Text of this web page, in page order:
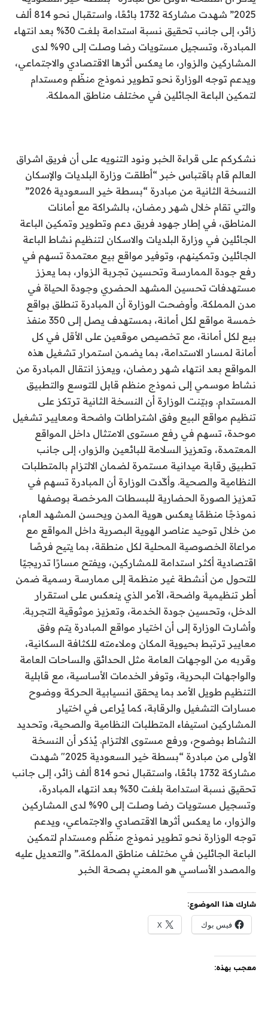
2025” شهدت مشاركة 1732 بائعًا، واستقبال نحو 814 ألف
زائر، إلى جانب تحقيق نسبة استدامة بلغت 30% بعد انتهاء
المبادرة، وتسجيل مستويات رضا وصلت إلى 90% لدى
المشاركين والزوار، ما يعكس أثرها الاقتصادي والاجتماعي،
ويدعم توجه الوزارة نحو تطوير نموذج منظّم ومستدام
لتمكين الباعة الجائلين في مختلف مناطق المملكة.
نشكركم على قراءة الخبر ونود التنويه على أن فريق اشراق
العالم قام باقتباس خبر “أطلقت وزارة البلديات والإسكان
النسخة الثانية من مبادرة “بسطة خير السعودية 2026”
والتي تقام خلال شهر رمضان، بالشراكة مع أمانات
المناطق، في إطار جهود فريق دعم وتطوير وتمكين الباعة
الجائلين في وزارة البلديات والاسكان لتنظيم نشاط الباعة
الجائلين وتمكينهم، وتوفير مواقع بيع معتمدة تسهم في
رفع جودة الممارسة وتحسين تجربة الزوار، بما يعزز
مستهدفات تحسين المشهد الحضري وجودة الحياة في
مدن المملكة. وأوضحت الوزارة أن المبادرة تنطلق بواقع
خمسة مواقع لكل أمانة، بمستهدف يصل إلى 350 منفذ
بيع لكل أمانة، مع تخصيص موقعين على الأقل في كل
أمانة لمسار الاستدامة، بما يضمن استمرار تشغيل هذه
المواقع بعد انتهاء شهر رمضان، ويعزز انتقال المبادرة من
نشاط موسمي إلى نموذج منظم قابل للتوسع والتطبيق
المستدام. وبيّنت الوزارة أن النسخة الثانية ترتكز على
تنظيم مواقع البيع وفق اشتراطات واضحة ومعايير تشغيل
موحدة، تسهم في رفع مستوى الامتثال داخل المواقع
المعتمدة، وتعزيز السلامة للبائعين والزوار، إلى جانب
تطبيق رقابة ميدانية مستمرة لضمان الالتزام بالمتطلبات
النظامية والصحية. وأكّدت الوزارة أن المبادرة تسهم في
تعزيز الصورة الحضارية للبسطات المرخصة بوصفها
نموذجًا منظمًا يعكس هوية المدن ويحسن المشهد العام،
من خلال توحيد عناصر الهوية البصرية داخل المواقع مع
مراعاة الخصوصية المحلية لكل منطقة، بما يتيح فرصًا
اقتصادية أكثر استدامة للمشاركين، ويفتح مسارًا تدريجيًا
للتحول من أنشطة غير منظمة إلى ممارسة رسمية ضمن
أطر تنظيمية واضحة، الأمر الذي ينعكس على استقرار
الدخل، وتحسين جودة الخدمة، وتعزيز موثوقية التجربة.
وأشارت الوزارة إلى أن اختيار مواقع المبادرة يتم وفق
معايير ترتبط بحيوية المكان وملاءمته للكثافة السكانية،
وقربه من الوجهات العامة مثل الحدائق والساحات العامة
والواجهات البحرية، وتوفر الخدمات الأساسية، مع قابلية
التنظيم طويل الأمد بما يحقق انسيابية الحركة ووضوح
مسارات التشغيل والرقابة، كما يُراعى في اختيار
المشاركين استيفاء المتطلبات النظامية والصحية، وتحديد
النشاط بوضوح، ورفع مستوى الالتزام. يُذكر أن النسخة
الأولى من مبادرة “بسطة خير السعودية 2025″ شهدت
مشاركة 1732 بائعًا، واستقبال نحو 814 ألف زائر، إلى جانب
تحقيق نسبة استدامة بلغت 30% بعد انتهاء المبادرة،
وتسجيل مستويات رضا وصلت إلى 90% لدى المشاركين
والزوار، ما يعكس أثرها الاقتصادي والاجتماعي، ويدعم
توجه الوزارة نحو تطوير نموذج منظّم ومستدام لتمكين
الباعة الجائلين في مختلف مناطق المملكة.” والتعديل عليه
والمصدر الأساسي هو المعني بصحة الخبر
شارك هذا الموضوع:
فيس بوك X
معجب بهذه: